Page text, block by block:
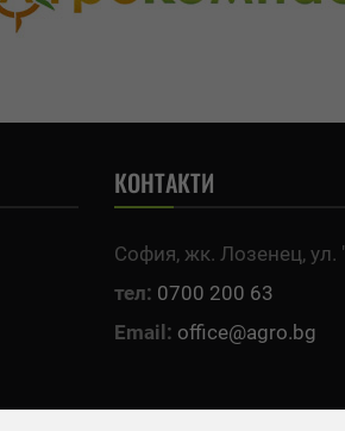
КОНТАКТИ
София, жк. Лозенец, ул.
тел: 0700 200 63
Email: office@agro.bg